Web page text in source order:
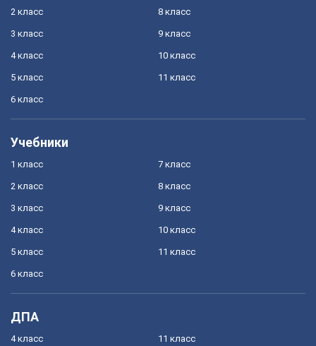
2 класс
3 класс
4 класс
5 класс
6 класс
8 класс
9 класс
10 класс
11 класс
Учебники
1 класс
2 класс
3 класс
4 класс
5 класс
6 класс
7 класс
8 класс
9 класс
10 класс
11 класс
ДПА
4 класс 11 класс